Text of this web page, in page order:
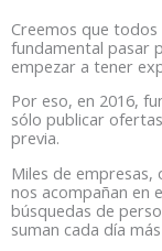
Creemos que
fundamental pasar
empezar a tener
Por eso, en 2016,
sólo publicar
previa.
Miles de
nos acompañan en
búsquedas de
suman cada día